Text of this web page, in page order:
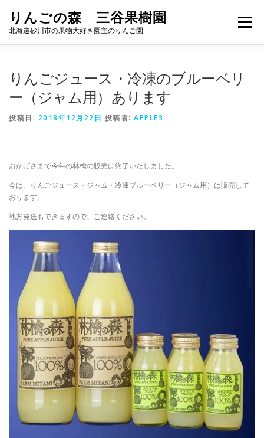
りんごの森 三谷果樹園
北海道砂川市の果物大好き園主のりんご園
メニュー
りんごジュース・冷凍のブルーベリ
ー（ジャム用）あります
投稿日: 2018年12月22日 投稿者: APPLE3
おかげさまで今年の林檎の販売は終了いたしました。
今は、りんごジュース・ジャム・冷凍ブルーベリー（ジャム用）は販売して
おります。
地方発送もできますので、ご連絡ください。